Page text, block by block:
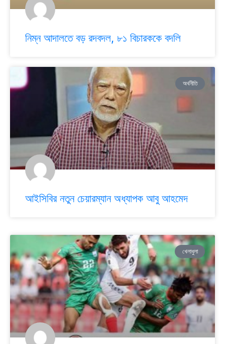
নিম্ন আদালতে বড় রদবদল, ৮১ বিচারককে বদলি
অর্থনীতি
আইসিবির নতুন চেয়ারম্যান অধ্যাপক আবু আহমেদ
খেলাধুলা